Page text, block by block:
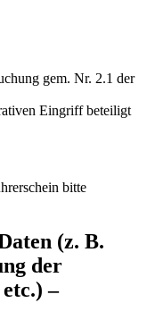
gem. Nr. 2.1 der
Eingriff beteiligt
bitte
(z. B.
der
–